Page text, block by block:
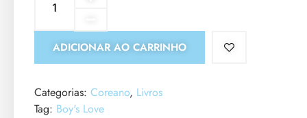
ADICIONAR AO CARRINHO
Categorias: Coreano, Livros
Tag: Boy's Love